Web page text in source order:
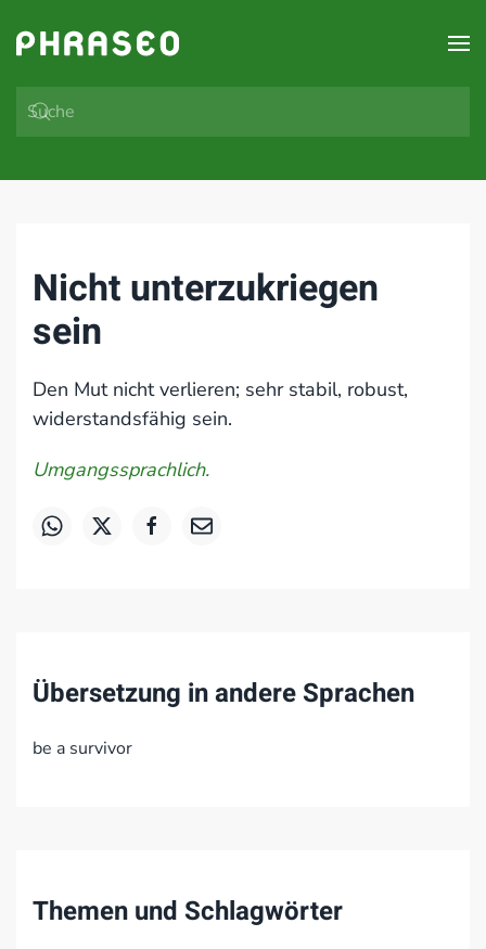
Zum Hauptinhalt springen
Nicht unterzukriegen
sein
Den Mut nicht verlieren; sehr stabil, robust,
widerstandsfähig sein.
Umgangssprachlich.
Übersetzung in andere Sprachen
be a survivor
Themen und Schlagwörter